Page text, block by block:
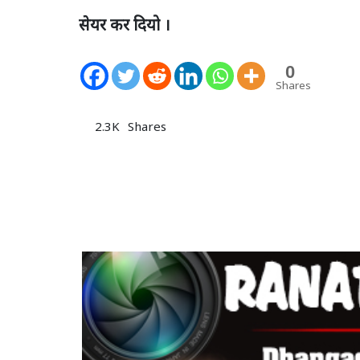
सेयर कर दियो ।
0
Shares
2.3K Shares